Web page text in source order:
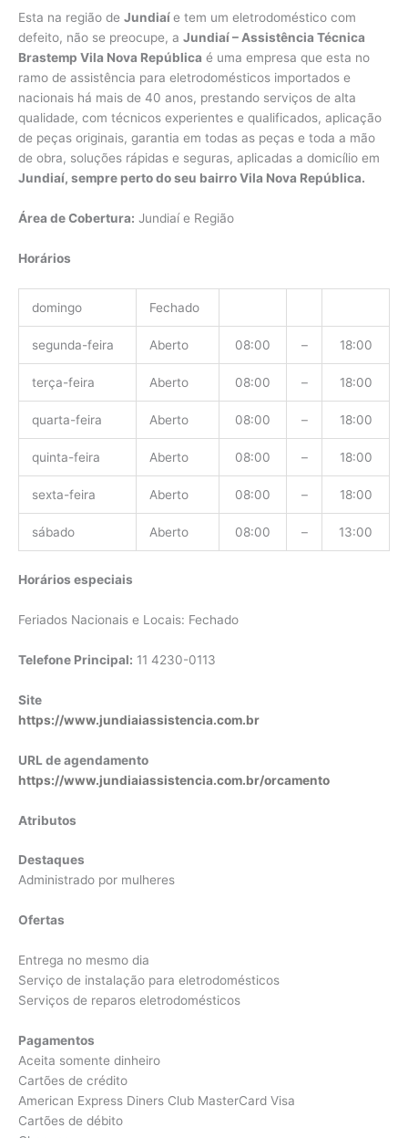
Esta na região de Jundiaíe tem um eletrodoméstico com
defeito, não se preocupe, a Jundiaí – Assistência Técnica
Brastemp Vila Nova República é uma empresa que esta no
ramo de assistência para eletrodomésticos importados e
nacionais há mais de 40 anos, prestando serviços de alta
qualidade, com técnicos experientes e qualificados, aplicação
de peças originais, garantia em todas as peças e toda a mão
de obra, soluções rápidas e seguras, aplicadas a domicílio em
Jundiaí, sempre perto do seu bairro Vila Nova República.
Área de Cobertura: Jundiaí e Região
Horários
domingo Fechado
segunda-feira Aberto 08:00 – 18:00
terça-feira Aberto 08:00 – 18:00
quarta-feira Aberto 08:00 – 18:00
quinta-feira Aberto 08:00 – 18:00
sexta-feira Aberto 08:00 – 18:00
sábado Aberto 08:00 – 13:00
Horários especiais
Feriados Nacionais e Locais: Fechado
Telefone Principal: 11 4230-0113
Site
https://www.jundiaiassistencia.com.br
URL de agendamento
https://www.jundiaiassistencia.com.br/orcamento
Atributos
Destaques
Administrado por mulheres
Ofertas
Entrega no mesmo dia
Serviço de instalação para eletrodomésticos
Serviços de reparos eletrodomésticos
Pagamentos
Aceita somente dinheiro
Cartões de crédito
American Express Diners Club MasterCard Visa
Cartões de débito